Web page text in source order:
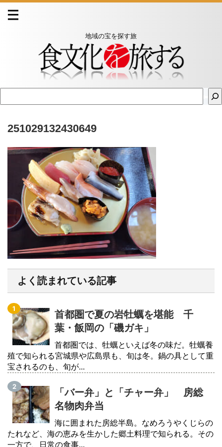
地域の宝を探す旅
251029132430649
よく読まれている記事
首都圏で夏の岩牡蠣を堪能 千
葉・飯岡の「磯ガキ」
首都圏では、牡蠣といえば冬の味だ。牡蠣養
殖で知られる宮城県や広島県も、旬は冬。鍋の具として重
宝されるのも、旬が...
「バー弁」と「チャー弁」 房総
名物肉弁当
海に囲まれた房総半島。なめろうやくじらの
たれなど、海の恵みを生かした郷土料理で知られる。その
一方で、日常の食事...